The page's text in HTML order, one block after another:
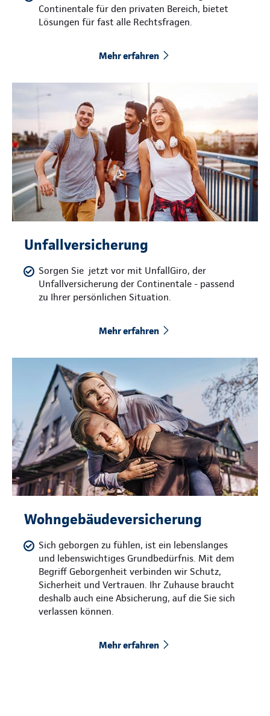
Continentale für den privaten Bereich, bietet
Lösungen für fast alle Rechtsfragen.
Mehr erfahren
Unfallversicherung
Sorgen Sie jetzt vor mit UnfallGiro, der
Unfallversicherung der Continentale - passend
zu Ihrer persönlichen Situation.
Mehr erfahren
Wohngebäudeversicherung
Sich geborgen zu fühlen, ist ein lebenslanges
und lebenswichtiges Grundbedürfnis. Mit dem
Begriff Geborgenheit verbinden wir Schutz,
Sicherheit und Vertrauen. Ihr Zuhause braucht
deshalb auch eine Absicherung, auf die Sie sich
verlassen können.
Mehr erfahren